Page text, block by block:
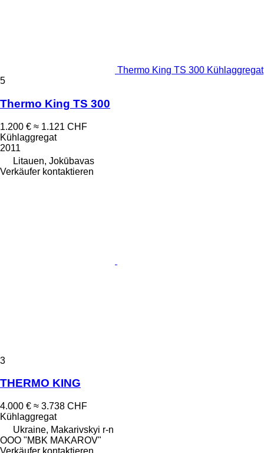
Thermo King TS 300 Kühlaggregat
5
Thermo King TS 300
1.200 € ≈ 1.121 CHF
Kühlaggregat
2011
Litauen, Jokūbavas
Verkäufer kontaktieren
3
THERMO KING
4.000 € ≈ 3.738 CHF
Kühlaggregat
Ukraine, Makarivskyi r-n
OOO "MBK MAKAROV"
Verkäufer kontaktieren